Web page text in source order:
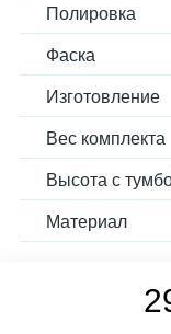
Полировка
Фаска
Изготовление
Вес комплекта
Высота с
Материал